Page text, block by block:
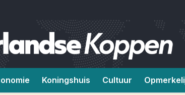
Koningshuis Cultuur